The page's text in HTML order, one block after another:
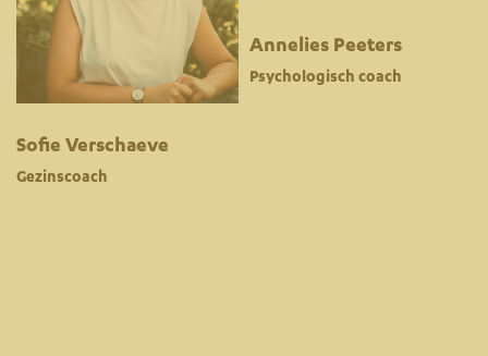
Sofie Verschaeve
Gezinscoach
Annelies Peeters
Psychologisch coach